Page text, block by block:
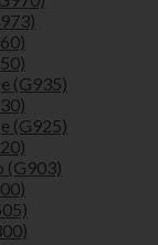
(G935)
(G925)
(G903)